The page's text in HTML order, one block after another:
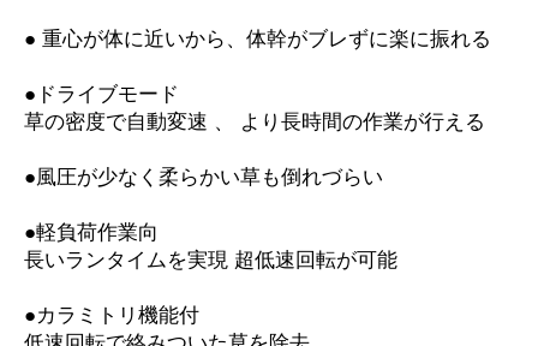
● 重心が体に近いから、体幹がブレずに楽に振れる
●ドライブモード
草の密度で自動変速 、 より長時間の作業が行える
●風圧が少なく柔らかい草も倒れづらい
●軽負荷作業向
長いランタイムを実現 超低速回転が可能
●カラミトリ機能付